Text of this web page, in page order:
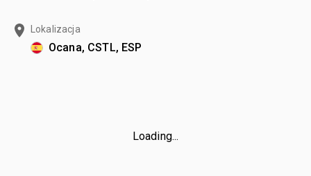
Lokalizacja
Ocana, CSTL, ESP
Loading...